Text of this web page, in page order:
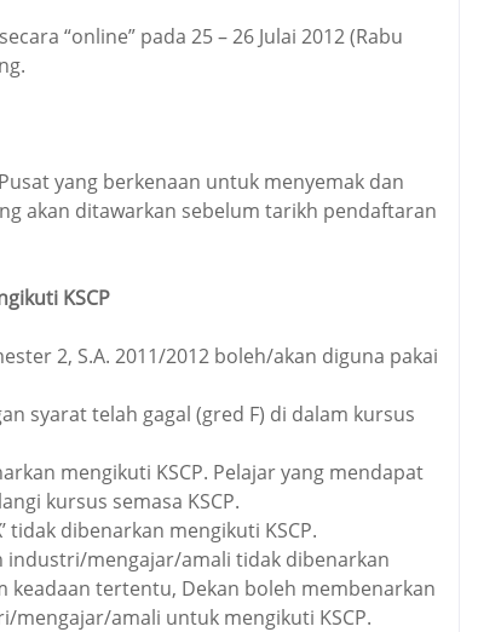
“online” pada 25 – 26 Julai 2012 (Rabu
yang berkenaan untuk menyemak dan
akan ditawarkan sebelum tarikh pendaftaran
KSCP
2, S.A. 2011/2012 boleh/akan diguna pakai
syarat telah gagal (gred F) di dalam kursus
mengikuti KSCP. Pelajar yang mendapat
kursus semasa KSCP.
tidak dibenarkan mengikuti KSCP.
industri/mengajar/amali tidak dibenarkan
keadaan tertentu, Dekan boleh membenarkan
amali untuk mengikuti KSCP.